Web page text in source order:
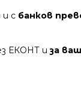
и с банков
ЕКОНТ иза